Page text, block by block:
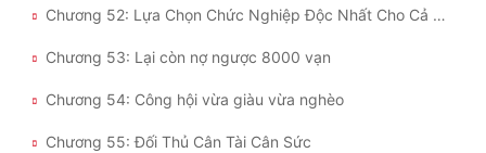
Chương 52: Lựa Chọn Chức Nghiệp Độc Nhất Cho Cả Công Hội
Chương 53: Lại còn nợ ngược 8000 vạn
Chương 54: Công hội vừa giàu vừa nghèo
Chương 55: Đối Thủ Cân Tài Cân Sức